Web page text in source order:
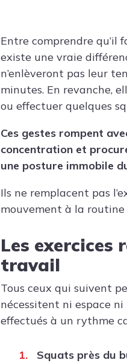
Entre comprendre
existe une vraie
n’enlèveront pas leur
minutes. En revanche,
ou effectuer quelques
Ces gestes rompent
concentration et
une posture immobile
Ils ne remplacent pas
mouvement à la
Les
travail
Tous ceux qui suivent
nécessitent ni espace
effectués à un rythme
Squats près du